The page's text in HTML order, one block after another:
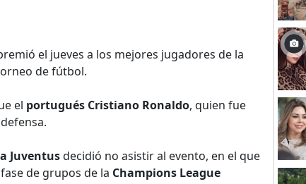
el jueves a los mejores jugadores de la
de fútbol.
el portugués Cristiano Ronaldo, quien fue
Juventusdecidió no asistir al evento, en el que
de grupos de la Champions League